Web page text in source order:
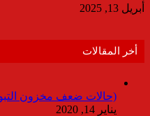
أبريل 13, 2025
أخر المقالات
(حالات ضعف مخزون
يناير 14, 2020